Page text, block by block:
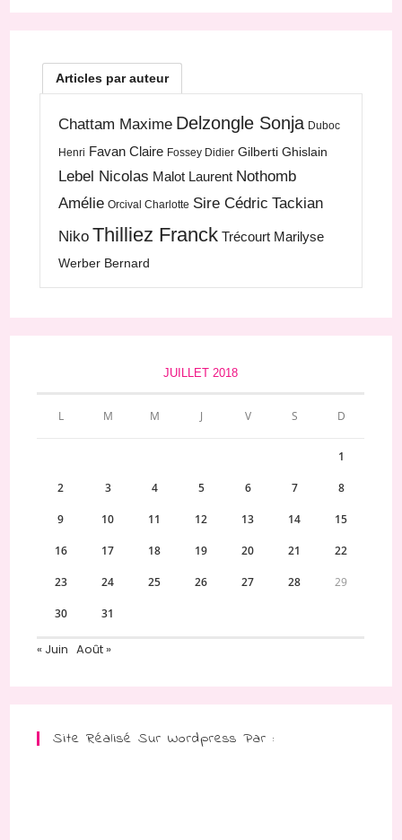
Articles par auteur
Chattam Maxime Delzongle Sonja Duboc
Henri Favan Claire Fossey Didier Gilberti Ghislain
Lebel Nicolas Malot Laurent Nothomb
Amélie Orcival Charlotte Sire Cédric Tackian
Niko Thilliez Franck Trécourt Marilyse
Werber Bernard
JUILLET 2018
L M M J V S D
1
2 3 4 5 6 7 8
9 10 11 12 13 14 15
16 17 18 19 20 21 22
23 24 25 26 27 28 29
30 31
« Juin Août »
Site Réalisé Sur Wordpress Par :